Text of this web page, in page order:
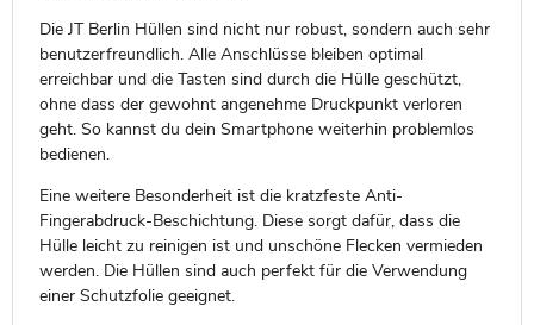
Die JT Berlin Hüllen sind nicht nur robust, sondern auch sehr
benutzerfreundlich. Alle Anschlüsse bleiben optimal
erreichbar und die Tasten sind durch die Hülle geschützt,
ohne dass der gewohnt angenehme Druckpunkt verloren
geht. So kannst du dein Smartphone weiterhin problemlos
bedienen.
Eine weitere Besonderheit ist die kratzfeste Anti-
Fingerabdruck-Beschichtung. Diese sorgt dafür, dass die
Hülle leicht zu reinigen ist und unschöne Flecken vermieden
werden. Die Hüllen sind auch perfekt für die Verwendung
einer Schutzfolie geeignet.